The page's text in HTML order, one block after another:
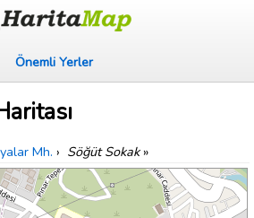
Önemli Yerler
Mh. › Söğüt Sokak»